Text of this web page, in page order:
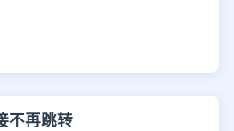
不再跳转